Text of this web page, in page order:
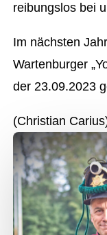
reibungslos bei
Im nächsten
Wartenburger
der 23.09.2023
(Christian